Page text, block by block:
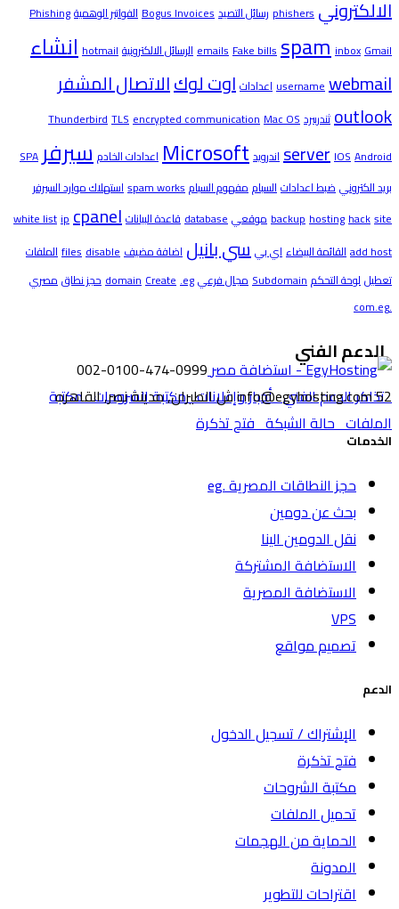
الالكتروني phishers رسائل التصيدBogus Invoicesالفواتير الوهميةPhishing
emailsFake billsspaminboxGmail الرسائل الالكترونيةhotmailانشاء
usernamewebmail اعداداتاوت لوكالاتصال المشفر
outlookثندربيرد ThunderbirdTLSencrypted communicationMac OS
serverIOSAndroid اندرويدMicrosoftاعدادات الخادمسيرفرSPA
بريد الكترونيضبط اعداداتالسباممفهوم السبامspam worksاستهلاك موارد السيرفر
backuphostinghacksite موقعيdatabaseقاعدة البيانات white listipcpanel
add hostالقائمة البيضاءاي بيسي بانيل اضافة مضيف filesdisable
الملفات
تعطيللوحة التحكمSubdomainمجال فرعي domainCreate.eg حجز نطاقمصري
.com.eg
الدعم الفني
تذاكر الدعم الفنيأخبار وإعلاناتمكتبة الشروحاتمكتبة
الملفاتحالة الشبكةفتح تذكرة
002-0100-474-0999
info@egyhosting.com52 ش الطيران, مدينة نصر, القاهره
الخدمات
حجز النطاقات المصرية .eg
بحث عن دومين
نقل الدومين الينا
الاستضافة المشتركة
الاستضافة المصرية
VPS
تصميم مواقع
الدعم
الإشتراك / تسجيل الدخول
فتح تذكرة
مكتبة الشروحات
تحميل الملفات
الحماية من الهجمات
المدونة
اقتراحات للتطوير